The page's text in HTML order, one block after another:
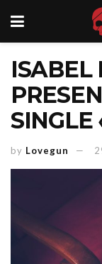
ISABEL
SINGLE
by Lovegun